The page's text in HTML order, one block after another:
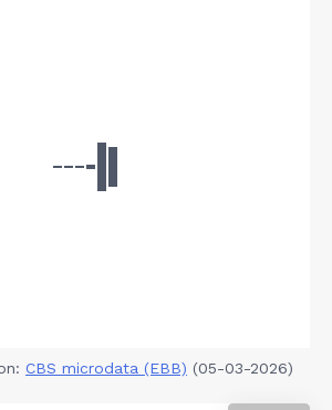
CBS microdata (EBB) (05-03-2026)